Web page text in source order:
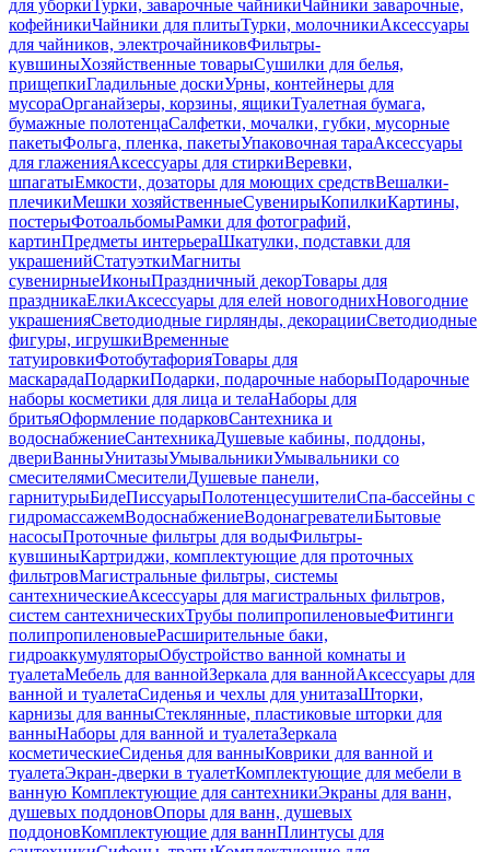
для уборкиТурки, заварочные чайникиЧайники заварочные,
кофейникиЧайники для плитыТурки, молочникиАксессуары
для чайников, электрочайниковФильтры-
кувшиныХозяйственные товарыСушилки для белья,
прищепкиГладильные доскиУрны, контейнеры для
мусораОрганайзеры, корзины, ящикиТуалетная бумага,
бумажные полотенцаСалфетки, мочалки, губки, мусорные
пакетыФольга, пленка, пакетыУпаковочная тараАксессуары
для глаженияАксессуары для стиркиВеревки,
шпагатыЕмкости, дозаторы для моющих средствВешалки-
плечикиМешки хозяйственныеСувенирыКопилкиКартины,
постерыФотоальбомыРамки для фотографий,
картинПредметы интерьераШкатулки, подставки для
украшенийСтатуэткиМагниты
сувенирныеИконыПраздничный декорТовары для
праздникаЕлкиАксессуары для елей новогоднихНовогодние
украшенияСветодиодные гирлянды, декорацииСветодиодные
фигуры, игрушкиВременные
татуировкиФотобутафорияТовары для
маскарадаПодаркиПодарки, подарочные наборыПодарочные
наборы косметики для лица и телаНаборы для
бритьяОформление подарковСантехника и
водоснабжениеСантехникаДушевые кабины, поддоны,
двериВанныУнитазыУмывальникиУмывальники со
смесителямиСмесителиДушевые панели,
гарнитурыБидеПиссуарыПолотенцесушителиСпа-бассейны с
гидромассажемВодоснабжениеВодонагревателиБытовые
насосыПроточные фильтры для водыФильтры-
кувшиныКартриджи, комплектующие для проточных
фильтровМагистральные фильтры, системы
сантехническиеАксессуары для магистральных фильтров,
систем сантехническихТрубы полипропиленовыеФитинги
полипропиленовыеРасширительные баки,
гидроаккумуляторыОбустройство ванной комнаты и
туалетаМебель для ваннойЗеркала для ваннойАксессуары для
ванной и туалетаСиденья и чехлы для унитазаШторки,
карнизы для ванныСтеклянные, пластиковые шторки для
ванныНаборы для ванной и туалетаЗеркала
косметическиеСиденья для ванныКоврики для ванной и
туалетаЭкран-дверки в туалетКомплектующие для мебели в
ванную Комплектующие для сантехникиЭкраны для ванн,
душевых поддоновОпоры для ванн, душевых
поддоновКомплектующие для ваннПлинтусы для